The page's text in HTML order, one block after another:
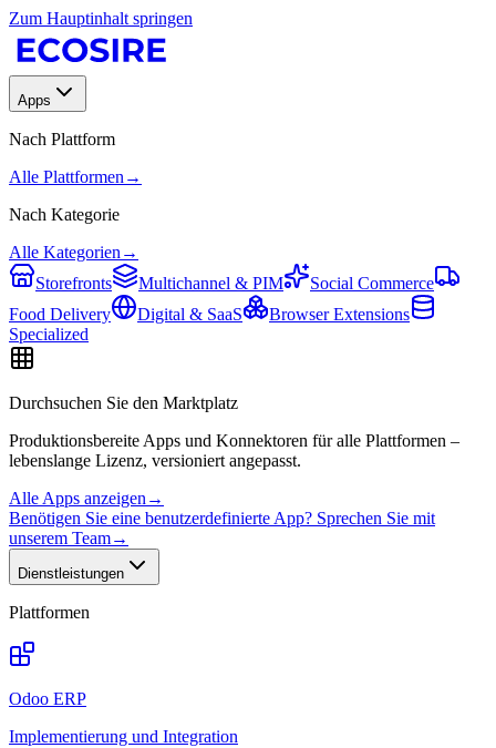
Zum Hauptinhalt springen
Apps
Nach Plattform
Alle Plattformen →
Nach Kategorie
Alle Kategorien →
Storefronts
Multichannel & PIM
Social Commerce
Food Delivery
Digital & SaaS
Browser Extensions
Specialized
Durchsuchen Sie den Marktplatz
Produktionsbereite Apps und Konnektoren für alle Plattformen –
lebenslange Lizenz, versioniert angepasst.
Alle Apps anzeigen →
Benötigen Sie eine benutzerdefinierte App? Sprechen Sie mit
unserem Team→
Dienstleistungen
Plattformen
Odoo ERP
Implementierung und Integration